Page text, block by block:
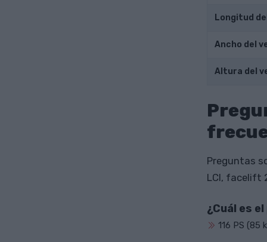
Longitud
Ancho del
Altura del
Preguntas
LCI, facelift
¿Cuál es
116 PS (85